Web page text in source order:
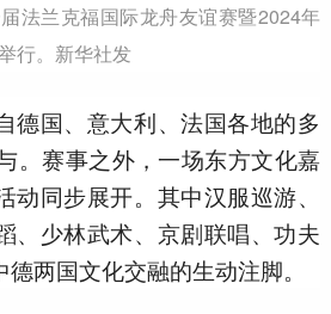
法兰克福国际龙舟友谊赛暨2024年
行。新华社发
德国、意大利、法国各地的多
。赛事之外，一场东方文化嘉
同步展开。其中汉服巡游、
、少林武术、京剧联唱、功夫
两国文化交融的生动注脚。